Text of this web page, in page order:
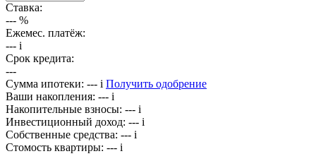
Ставка:
--- %
Ежемес. платёж:
--- i
Срок кредита:
---
Сумма ипотеки: --- i Получить одобрение
Ваши накопления: --- i
Накопительные взносы: --- i
Инвестиционный доход: --- i
Собственные средства: --- i
Стомость квартиры: --- i